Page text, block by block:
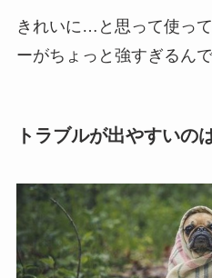
きれいに…と思って使っ
ーがちょっと強すぎるん
トラブルが出やすいの